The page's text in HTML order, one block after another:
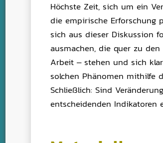
Höchste Zeit, sich um ein
die empirische Erforschung
sich aus dieser Diskussion
ausmachen, die quer zu
Arbeit – stehen und sich
solchen Phänomen mithilfe
Schließlich: Sind
entscheidenden Indikatoren